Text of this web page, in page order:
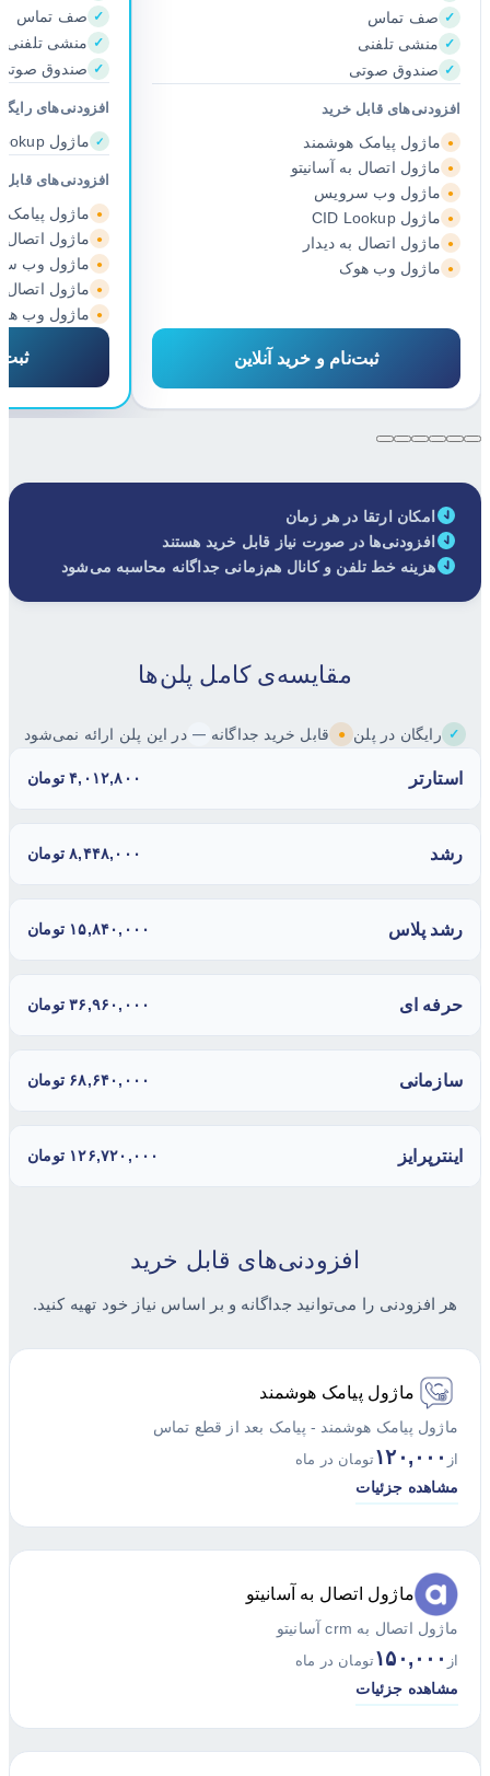
✓ صف تماس
✓ منشی تلفنی
✓ صندوق صوتی
افزودنی‌های قابل خرید
● ماژول پیامک هوشمند
● ماژول اتصال به آسانیتو
● ماژول وب سرویس
● ماژول CID Lookup
● ماژول اتصال به دیدار
● ماژول وب هوک
ثبت‌نام و خرید آنلاین
✓ صف تماس
✓ منشی تلفنی
✓ صندوق
افزودنی‌های
✓ ماژول CID Lookup
افزودنی‌های
● ماژول پیامک
● ماژول اتصال
● ماژول وب
● ماژول اتصال
● ماژول وب
امکان ارتقا در هر زمان
افزودنی‌ها در صورت نیاز قابل خرید هستند
هزینه خط تلفن و کانال هم‌زمانی جداگانه محاسبه می‌شود
مقایسه‌ی کامل پلن‌ها
✓ رایگان در پلن ● قابل خرید جداگانه — در این پلن ارائه نمی‌شود
استارتر ۴,۰۱۲,۸۰۰ تومان
رشد ۸,۴۴۸,۰۰۰ تومان
رشد پلاس ۱۵,۸۴۰,۰۰۰ تومان
حرفه ای ۳۶,۹۶۰,۰۰۰ تومان
سازمانی ۶۸,۶۴۰,۰۰۰ تومان
اینترپرایز ۱۲۶,۷۲۰,۰۰۰ تومان
افزودنی‌های قابل خرید
هر افزودنی را می‌توانید جداگانه و بر اساس نیاز خود تهیه کنید.
ماژول پیامک هوشمند
ماژول پیامک هوشمند - پیامک بعد از قطع تماس
از ۱۲۰,۰۰۰تومان در ماه
مشاهده جزئیات
ماژول اتصال به آسانیتو
ماژول اتصال به crm آسانیتو
از ۱۵۰,۰۰۰تومان در ماه
مشاهده جزئیات